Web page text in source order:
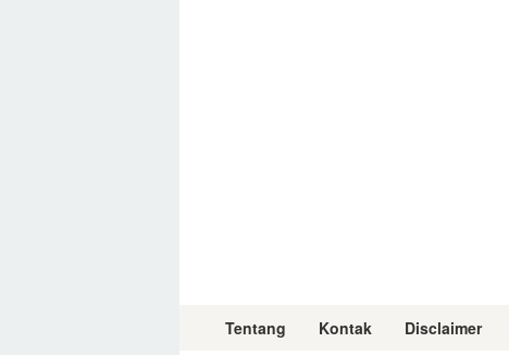
Tentang Kontak Disclaimer